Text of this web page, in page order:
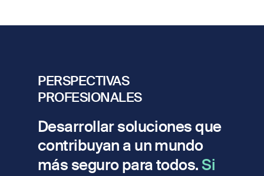
PERSPECTIVAS
PROFESIONALES
Desarrollar soluciones que
contribuyan a un mundo
más seguro para todos.Si